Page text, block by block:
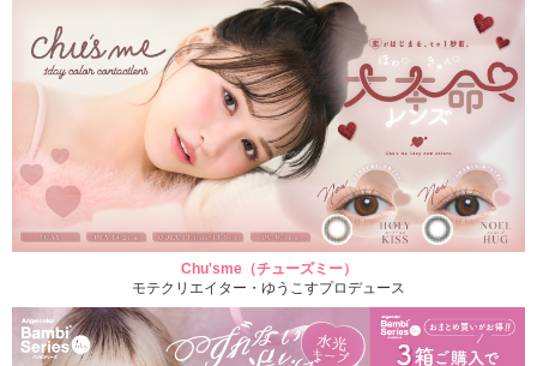
Chu'sme（チューズミー）
モテクリエイター・ゆうこすプロデュース